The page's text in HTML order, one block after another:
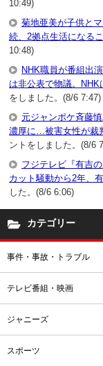
10:49)
菊地亜美が子供と
続、2拠点生活になる
10:48)
NHK職員が番組出
は非公表で物議。
をしました。(8/6 7:47)
元ジャンポケ斉藤
濃厚に…被害女性が裁
ントをしました。(8/6
フジテレビ『有吉
カット騒動から2年、
した。(8/6 6:06)
カテゴリー
事件・事故・トラブル
テレビ番組・映画
ジャニーズ
スポーツ